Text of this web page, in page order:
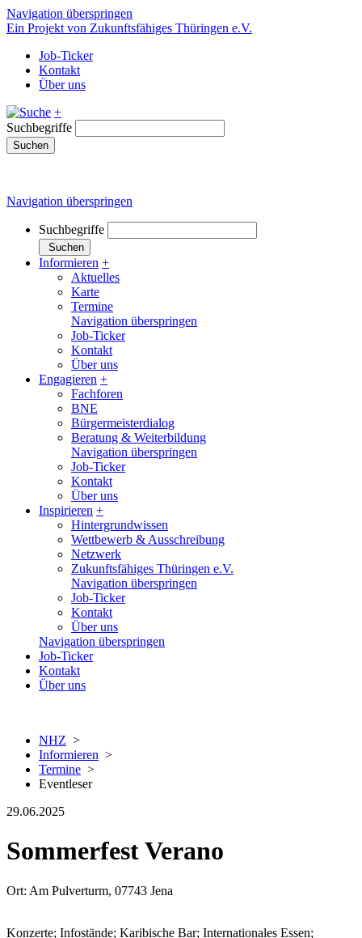
Navigation überspringen
Ein Projekt von Zukunftsfähiges Thüringen e.V.
Job-Ticker
Kontakt
Über uns
+
Suchbegriffe
Suchen
Navigation überspringen
Suchbegriffe
Suchen
Informieren +
Aktuelles
Karte
Termine
Navigation überspringen
Job-Ticker
Kontakt
Über uns
Engagieren +
Fachforen
BNE
Bürgermeisterdialog
Beratung & Weiterbildung
Navigation überspringen
Job-Ticker
Kontakt
Über uns
Inspirieren +
Hintergrundwissen
Wettbewerb & Ausschreibung
Netzwerk
Zukunftsfähiges Thüringen e.V.
Navigation überspringen
Job-Ticker
Kontakt
Über uns
Navigation überspringen
Job-Ticker
Kontakt
Über uns
NHZ >
Informieren >
Termine >
Eventleser
29.06.2025
Sommerfest Verano
Ort: Am Pulverturm, 07743 Jena
Konzerte; Infostände; Karibische Bar; Internationales Essen;